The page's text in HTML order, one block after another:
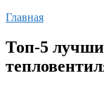
Главная
Топ-5